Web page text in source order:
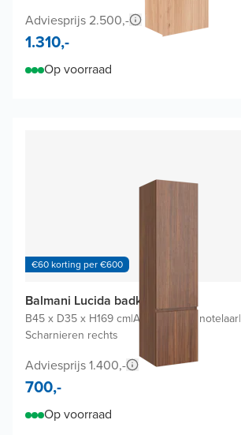
Adviesprijs 2.500,-
1.310,-
Op voorraad
€60 korting per €600
Balmani Lucida badkamerkast
B45 x D35 x H169 cm|Amerikaanse notelaar|
Scharnieren rechts
Adviesprijs 1.400,-
700,-
Op voorraad